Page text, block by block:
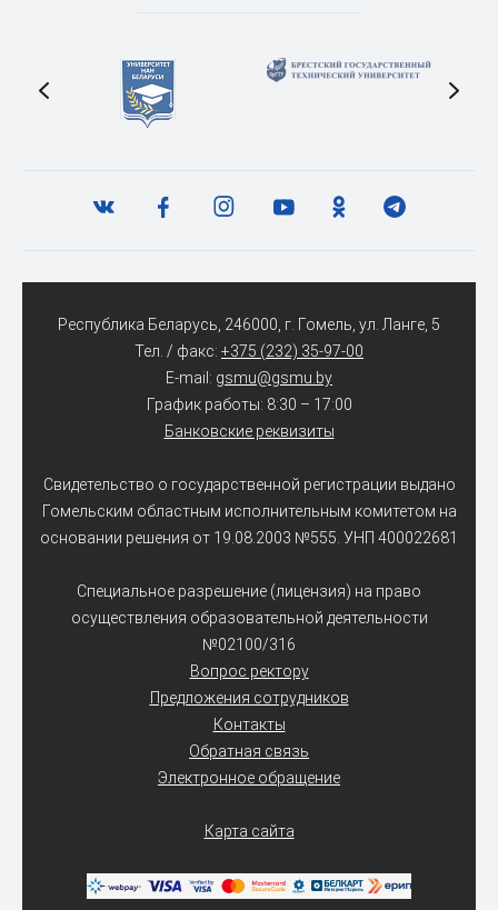
Республика Беларусь, 246000, г. Гомель, ул. Ланге, 5
Тел. / факс: +375 (232) 35-97-00
E-mail: gsmu@gsmu.by
График работы: 8:30 – 17:00
Банковские реквизиты
Свидетельство о государственной регистрации выдано
Гомельским областным исполнительным комитетом на
основании решения от 19.08.2003 №555. УНП 400022681
Специальное разрешение (лицензия) на право
осуществления образовательной деятельности
№02100/316
Вопрос ректору
Предложения сотрудников
Контакты
Обратная связь
Электронное обращение
Карта сайта